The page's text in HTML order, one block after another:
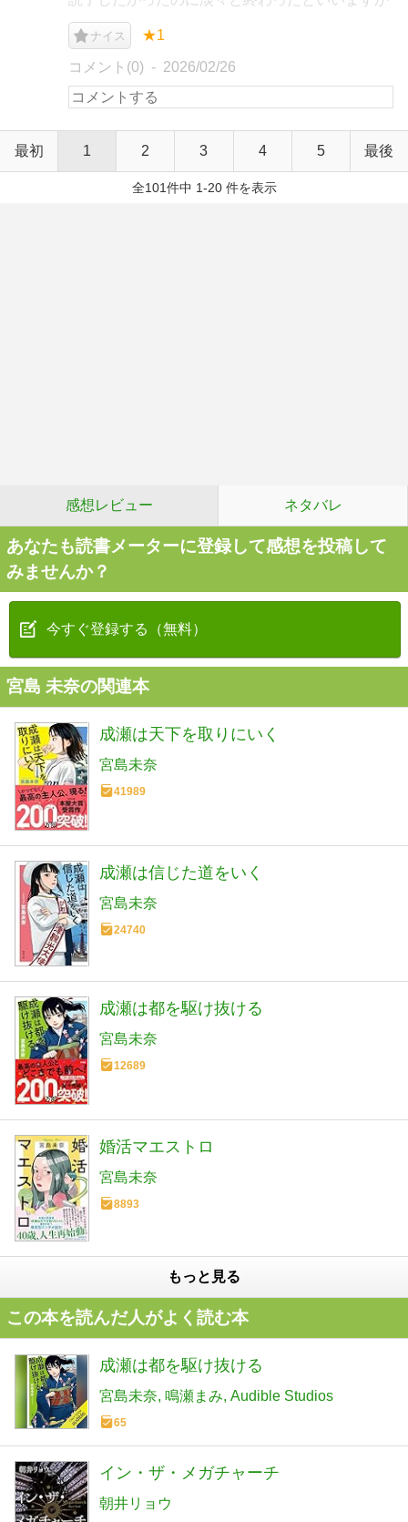
ナイス ★1
コメント(0) 2026/02/26
最初 1 2 3 4 5 最後
全101件中 1-20 件を表示
感想レビュー ネタバレ
あなたも読書メーターに登録して感想を投稿して
みませんか？
今すぐ登録する（無料）
宮島 未奈の関連本
成瀬は天下を取りにいく
宮島未奈
41989
成瀬は信じた道をいく
宮島未奈
24740
成瀬は都を駆け抜ける
宮島未奈
12689
婚活マエストロ
宮島未奈
8893
もっと見る
この本を読んだ人がよく読む本
成瀬は都を駆け抜ける
宮島未奈 鳴瀬まみ Audible Studios
65
イン・ザ・メガチャーチ
朝井リョウ